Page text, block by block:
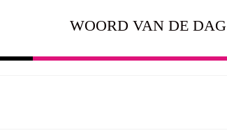
WOORD VAN DE DAG